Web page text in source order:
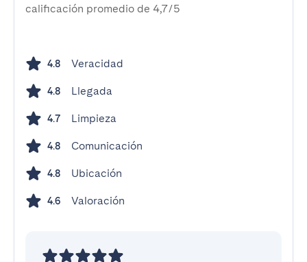
calificación promedio de 4,7/5
4.8 Veracidad
4.8 Llegada
4.7 Limpieza
4.8 Comunicación
4.8 Ubicación
4.6 Valoración